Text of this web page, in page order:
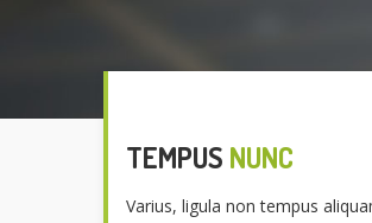
TEMPUS NUNC
Varius, ligula non tempus